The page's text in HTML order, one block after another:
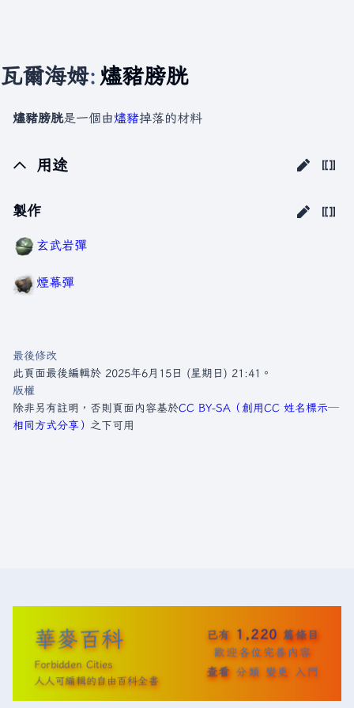
瓦爾海姆: 燼豬膀胱
燼豬膀胱是一個由燼豬掉落的材料
用途
製作
玄武岩彈
煙幕彈
最後修改
此頁面最後編輯於 2025年6月15日 (星期日) 21:41。
版權
除非另有註明，否則頁面內容基於CC BY-SA（創用CC 姓名標示─
相同方式分享） 之下可用
華麥百科
Forbidden Cities
人人可編輯的自由百科全書
已有 1,220 篇條目
歡迎各位完善內容
查看 分類 變更 入門